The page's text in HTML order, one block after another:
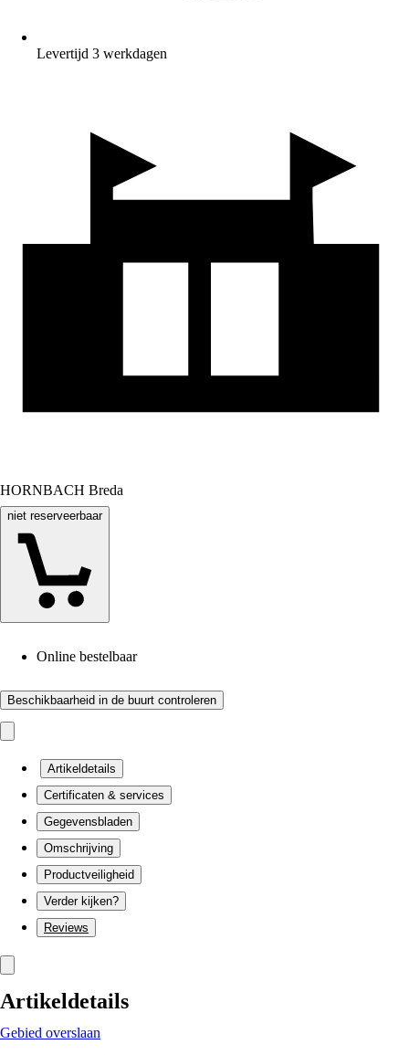
Levertijd 3 werkdagen
HORNBACH Breda
niet reserveerbaar
Online bestelbaar
Beschikbaarheid in de buurt controleren
Artikeldetails
Certificaten & services
Gegevensbladen
Omschrijving
Productveiligheid
Verder kijken?
Reviews
Artikeldetails
Gebied overslaan